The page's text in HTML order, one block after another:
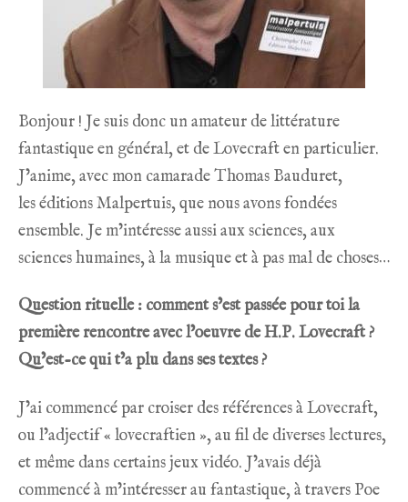
Bonjour ! Je suis donc un amateur de littérature
fantastique en général, et de Lovecraft en particulier.
J’anime, avec mon camarade Thomas Bauduret,
leséditions Malpertuis, que nous avons fondées
ensemble. Je m’intéresse aussi aux sciences, aux
sciences humaines, à la musique et à pas mal de choses…
Question rituelle : comment s’est passée pour toi la
première rencontre avec l’oeuvre de H.P. Lovecraft ?
Qu’est-ce qui t’a plu dans ses textes ?
J’ai commencé par croiser des références à Lovecraft,
ou l’adjectif « lovecraftien », au fil de diverses lectures,
et même dans certains jeux vidéo. J’avais déjà
commencé à m’intéresser au fantastique, à travers Poe